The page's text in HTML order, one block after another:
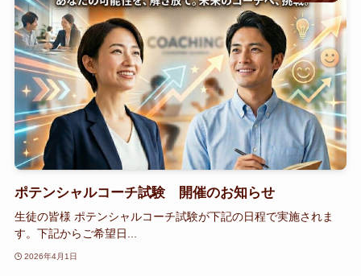
ポテンシャルコーチ試験 開催のお知らせ
生徒の皆様 ポテンシャルコーチ試験が下記の日程で実施されま
す。下記からご希望日...
2026年4月1日